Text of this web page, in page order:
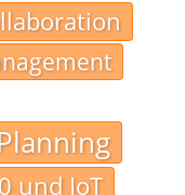
und IoT